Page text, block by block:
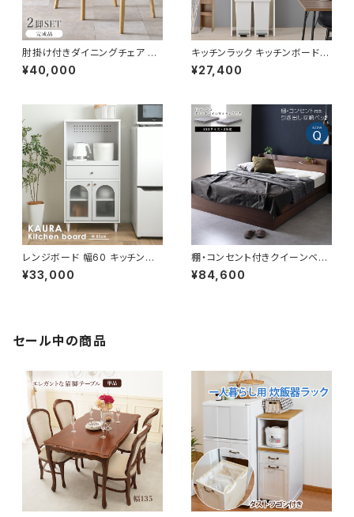
肘掛け付きダイニングチェア 完
成品 2脚セット チェア チェアー
イス 椅子 リビング ダイニング
¥40,000
キッチンラック キッチンボード
キッチン収納 家電ラック 幅58
高さ172 新生活 一人暮らし
¥27,400
レンジボード 幅60 キッチンラッ
ク キャビネット サイドキャビネッ
ト キッチンキャビネット 食器棚
¥33,000
棚・コンセント付きクイーンベッ
ド グレーマットレスセット ポケッ
トコイル 3Ｄメッシュ 収納ベッド
¥84,600
セール中の商品